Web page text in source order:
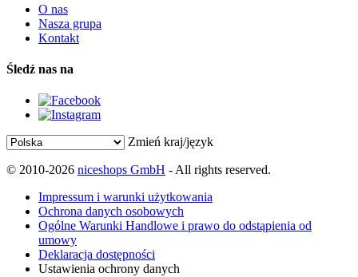
O nas
Nasza grupa
Kontakt
Śledź nas na
Zmień kraj/język
© 2010-2026 niceshops GmbH - All rights reserved.
Impressum i warunki użytkowania
Ochrona danych osobowych
Ogólne Warunki Handlowe i prawo do odstąpienia od
umowy
Deklaracja dostępności
Ustawienia ochrony danych